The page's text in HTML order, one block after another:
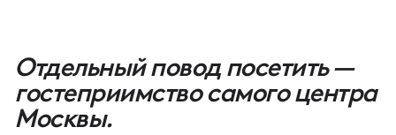
Отдельный повод посетить —
гостеприимство самого центра
Москвы.